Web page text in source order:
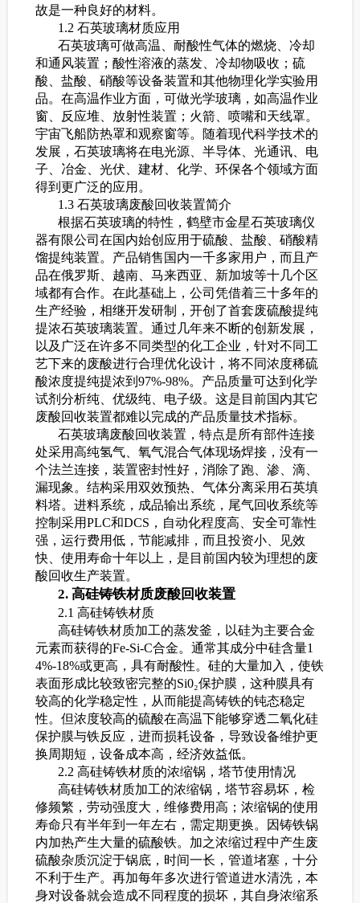
故是一种良好的材料。
1.2 石英玻璃材质应用
石英玻璃可做高温、耐酸性气体的燃烧、冷却
和通风装置；酸性溶液的蒸发、冷却物吸收；硫
酸、盐酸、硝酸等设备装置和其他物理化学实验用
品。在高温作业方面，可做光学玻璃，如高温作业
窗、反应堆、放射性装置；火箭、喷嘴和天线罩。
宇宙飞船防热罩和观察窗等。随着现代科学技术的
发展，石英玻璃将在电光源、半导体、光通讯、电
子、冶金、光伏、建材、化学、环保各个领域方面
得到更广泛的应用。
1.3 石英玻璃废酸回收装置简介
根据石英玻璃的特性，鹤壁市金星石英玻璃仪
器有限公司在国内始创应用于硫酸、盐酸、硝酸精
馏提纯装置。产品销售国内一千多家用户，而且产
品在俄罗斯、越南、马来西亚、新加坡等十几个区
域都有合作。在此基础上，公司凭借着三十多年的
生产经验，相继开发研制，开创了首套废硫酸提纯
提浓石英玻璃装置。通过几年来不断的创新发展，
以及广泛在许多不同类型的化工企业，针对不同工
艺下来的废酸进行合理优化设计，将不同浓度稀硫
酸浓度提纯提浓到97%-98%。产品质量可达到化学
试剂分析纯、优级纯、电子级。这是目前国内其它
废酸回收装置都难以完成的产品质量技术指标。
石英玻璃废酸回收装置，特点是所有部件连接
处采用高纯氢气、氧气混合气体现场焊接，没有一
个法兰连接，装置密封性好，消除了跑、渗、滴、
漏现象。结构采用双效预热、气体分离采用石英填
料塔。进料系统，成品输出系统，尾气回收系统等
控制采用PLC和DCS，自动化程度高、安全可靠性
强，运行费用低，节能减排，而且投资小、见效
快、使用寿命十年以上，是目前国内较为理想的废
酸回收生产装置。
2. 高硅铸铁材质废酸回收装置
2.1 高硅铸铁材质
高硅铸铁材质加工的蒸发釜，以硅为主要合金
元素而获得的Fe-Si-C合金。通常其成分中硅含量1
4%-18%或更高，具有耐酸性。硅的大量加入，使铁
表面形成比较致密完整的Si0₂保护膜，这种膜具有
较高的化学稳定性，从而能提高铸铁的钝态稳定
性。但浓度较高的硫酸在高温下能够穿透二氧化硅
保护膜与铁反应，进而损耗设备，导致设备维护更
换周期短，设备成本高，经济效益低。
2.2 高硅铸铁材质的浓缩锅，塔节使用情况
高硅铸铁材质加工的浓缩锅，塔节容易坏，检
修频繁，劳动强度大，维修费用高；浓缩锅的使用
寿命只有半年到一年左右，需定期更换。因铸铁锅
内加热产生大量的硫酸铁。加之浓缩过程中产生废
硫酸杂质沉淀于锅底，时间一长，管道堵塞，十分
不利于生产。再加每年多次进行管道进水清洗，本
身对设备就会造成不同程度的损坏，其自身浓缩系